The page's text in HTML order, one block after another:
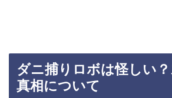
ダニ捕りロボは怪しい
真相について